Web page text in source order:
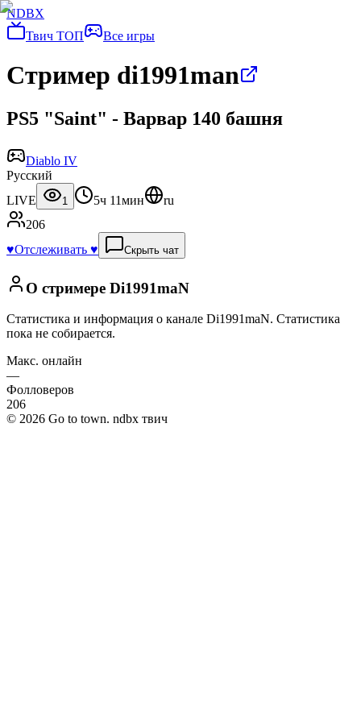
NDBX
Твич ТОП
Все игры
Стример di1991man
PS5 "Saint" - Варвар 140 башня
Diablo IV
Русский
LIVE
1 5ч 11мин
ru
206
♥️Отслеживать ♥️ Скрыть чат
О стримере Di1991maN
Статистика и информация о канале Di1991maN. Статистика
пока не собирается.
Макс. онлайн
—
Фолловеров
206
© 2026 Go to town. ndbx твич